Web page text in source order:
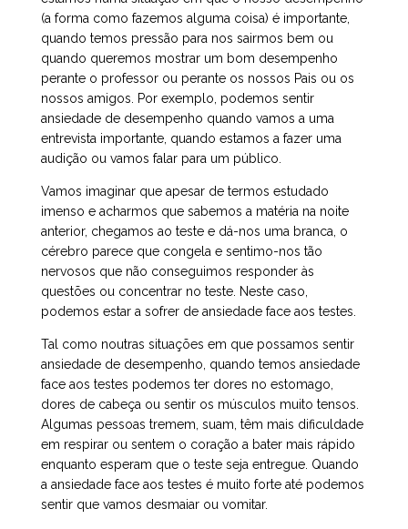
(a forma como fazemos alguma coisa) é importante,
quando temos pressão para nos sairmos bem ou
quando queremos mostrar um bom desempenho
perante o professor ou perante os nossos Pais ou os
nossos amigos. Por exemplo, podemos sentir
ansiedade de desempenho quando vamos a uma
entrevista importante, quando estamos a fazer uma
audição ou vamos falar para um público.
Vamos imaginar que apesar de termos estudado
imenso e acharmos que sabemos a matéria na noite
anterior, chegamos ao teste e dá-nos uma branca, o
cérebro parece que congela e sentimo-nos tão
nervosos que não conseguimos responder às
questões ou concentrar no teste. Neste caso,
podemos estar a sofrer de ansiedade face aos testes.
Tal como noutras situações em que possamos sentir
ansiedade de desempenho, quando temos ansiedade
face aos testes podemos ter dores no estomago,
dores de cabeça ou sentir os músculos muito tensos.
Algumas pessoas tremem, suam, têm mais dificuldade
em respirar ou sentem o coração a bater mais rápido
enquanto esperam que o teste seja entregue. Quando
a ansiedade face aos testes é muito forte até podemos
sentir que vamos desmaiar ou vomitar.